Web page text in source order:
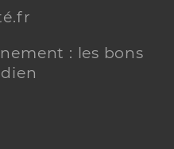
: les bons